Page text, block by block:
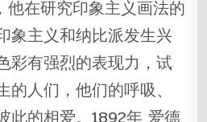
他在研究印象主义画法的
象主义和纳比派发生兴
彩有强烈的表现力，试
人们，他们的呼吸、